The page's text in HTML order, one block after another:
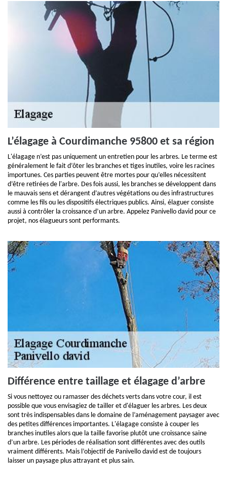
L’élagage à Courdimanche 95800 et sa région
L'élagage n’est pas uniquement un entretien pour les arbres. Le terme est
généralement le fait d’ôter les branches et tiges inutiles, voire les racines
importunes. Ces parties peuvent être mortes pour qu’elles nécessitent
d’être retirées de l'arbre. Des fois aussi, les branches se développent dans
le mauvais sens et dérangent d’autres végétations ou des infrastructures
comme les fils ou les dispositifs électriques publics. Ainsi, élaguer consiste
aussi à contrôler la croissance d’un arbre. Appelez Panivello david pour ce
projet, nos élagueurs sont performants.
Différence entre taillage et élagage d’arbre
Si vous nettoyez ou ramasser des déchets verts dans votre cour, il est
possible que vous envisagiez de tailler et d'élaguer les arbres. Les deux
sont très indispensables dans le domaine de l’aménagement paysager avec
des petites différences importantes. L'élagage consiste à couper les
branches inutiles alors que la taille favorise plutôt une croissance saine
d’un arbre. Les périodes de réalisation sont différentes avec des outils
vraiment différents. Mais l’objectif de Panivello david est de toujours
laisser un paysage plus attrayant et plus sain.